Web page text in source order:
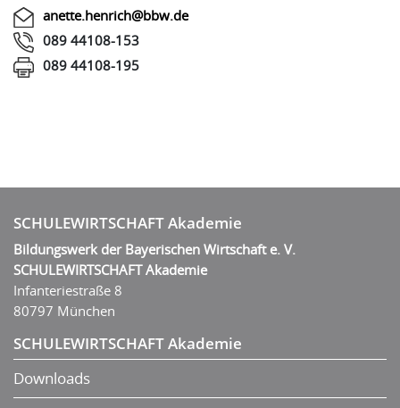
anette.henrich@bbw.de
089 44108-153
089 44108-195
SCHULEWIRTSCHAFT Akademie
Bildungswerk der Bayerischen Wirtschaft e. V.
SCHULEWIRTSCHAFT Akademie
Infanteriestraße 8
80797 München
SCHULEWIRTSCHAFT Akademie
Downloads